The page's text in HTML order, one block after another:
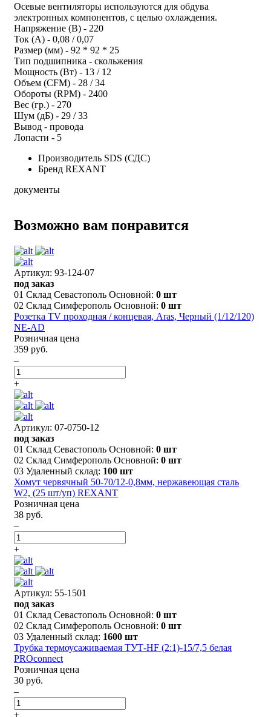
Осевые вентиляторы используются для обдува
электронных компонентов, с целью охлаждения.
Напряжение (В) - 220
Ток (А) - 0,08 / 0,07
Размер (мм) - 92 * 92 * 25
Тип подшипника - скольжения
Мощность (Вт) - 13 / 12
Объем (CFM) - 28 / 34
Обороты (RPM) - 2400
Вес (гp.) - 270
Шум (дБ) - 29 / 33
Вывод - провода
Лопасти - 5
Производитель SDS (СДС)
Бренд REXANT
документы
Возможно вам понравится
Артикул: 93-124-07
под заказ
01 Склад Севастополь Основной: 0 шт
02 Склад Симферополь Основной: 0 шт
Розетка TV проходная / концевая, Aras, Черный (1/12/120)
NE-AD
Розничная цена
359 руб.
–
+
Артикул: 07-0750-12
под заказ
01 Склад Севастополь Основной: 0 шт
02 Склад Симферополь Основной: 0 шт
03 Удаленный склад: 100 шт
Хомут червячный 50-70/12-0,8мм, нержавеющая сталь
W2, (25 шт/уп) REXANT
Розничная цена
38 руб.
–
+
Артикул: 55-1501
под заказ
01 Склад Севастополь Основной: 0 шт
02 Склад Симферополь Основной: 0 шт
03 Удаленный склад: 1600 шт
Трубка термоусаживаемая ТУТ-HF (2:1)-15/7,5 белая
PROconnect
Розничная цена
30 руб.
–
+